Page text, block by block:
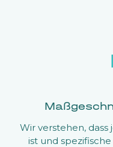
Wir verstehen,
ist und